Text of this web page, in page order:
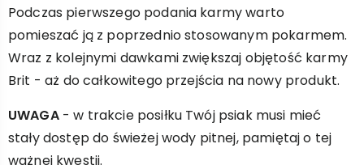
Podczas pierwszego podania karmy warto
pomieszać ją z poprzednio stosowanym pokarmem.
Wraz z kolejnymi dawkami zwiększaj objętość karmy
Brit - aż do całkowitego przejścia na nowy produkt.
UWAGA- w trakcie posiłku Twój psiak musi mieć
stały dostęp do świeżej wody pitnej, pamiętaj o tej
ważnej kwestii.